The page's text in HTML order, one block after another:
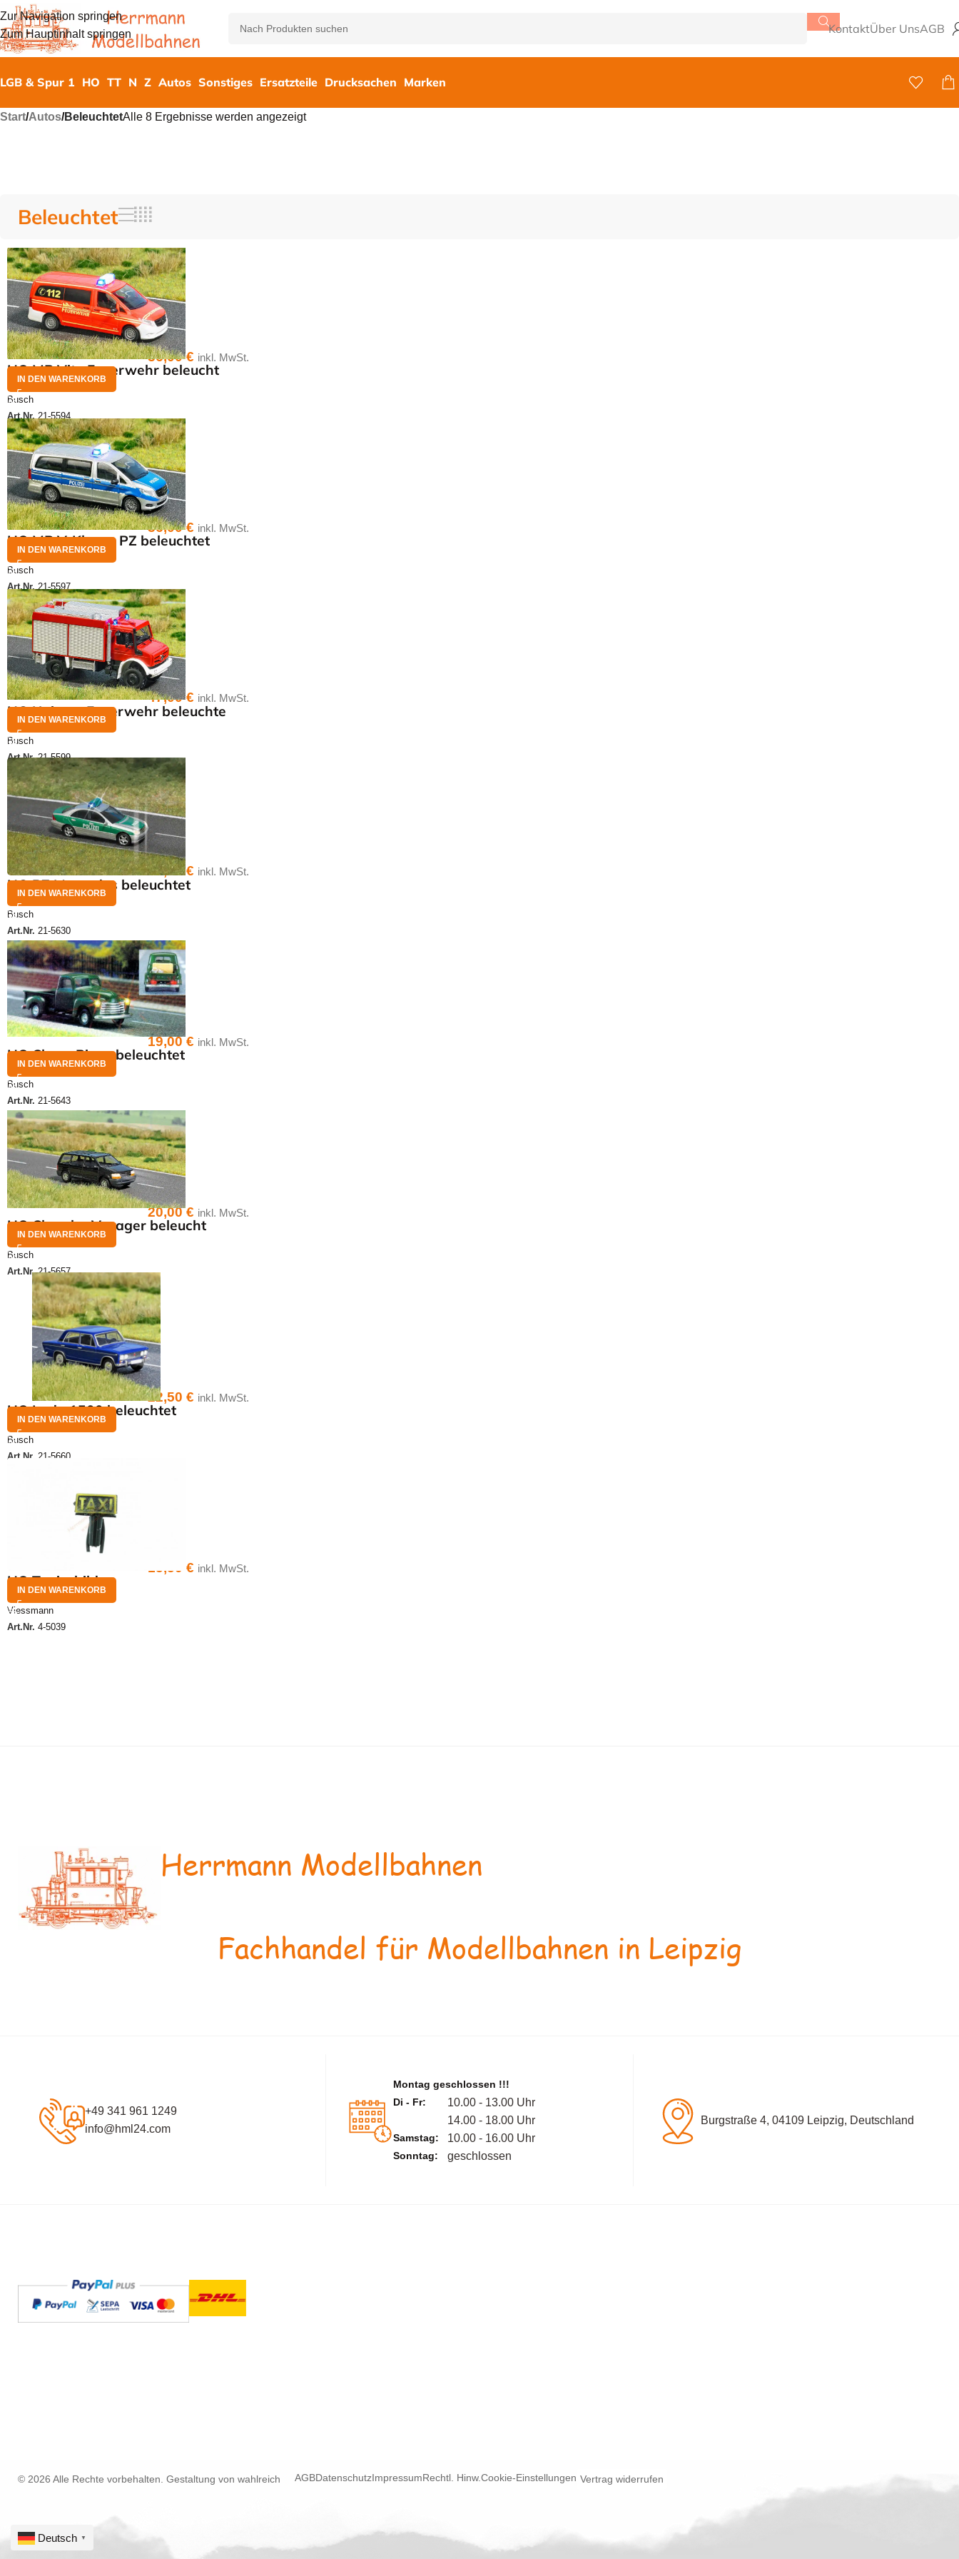
Zur Navigation springen
Zum Hauptinhalt springen
KontaktÜber UnsAGB
LGB & Spur 1 HO TT N Z Autos Sonstiges Ersatzteile Drucksachen Marken
Start/Autos/BeleuchtetAlle 8 Ergebnisse werden angezeigt
Beleuchtet
HO MB Vito Feuerwehr beleucht
Busch
Art.Nr.21-5594
36,00€ inkl. MwSt.
IN DEN WARENKORB
HO MB V-Klasse PZ beleuchtet
Busch
Art.Nr. 21-5597
36,00€ inkl. MwSt.
IN DEN WARENKORB
HO Unimog Feuerwehr beleuchte
Busch
Art.Nr.21-5599
47,00€ inkl. MwSt.
IN DEN WARENKORB
HO PZ Mercedes beleuchtet
Busch
Art.Nr. 21-5630
33,00€ inkl. MwSt.
IN DEN WARENKORB
HO Chevy Picup beleuchtet
Busch
Art.Nr. 21-5643
19,00€ inkl. MwSt.
IN DEN WARENKORB
HO Chrysler Voyager beleucht
Busch
Art.Nr.21-5657
20,00€ inkl. MwSt.
IN DEN WARENKORB
HO Lada 1500 beleuchtet
Busch
Art.Nr. 21-5660
22,50€ inkl. MwSt.
IN DEN WARENKORB
HO Taxischild
Viessmann
Art.Nr. 4-5039
15,50€ inkl. MwSt.
IN DEN WARENKORB
Herrmann Modellbahnen
Fachhandel für Modellbahnen in Leipzig
+49 341 961 1249
info@hml24.com
Montag geschlossen !!!
Di - Fr:
10.00 - 13.00 Uhr
14.00 - 18.00 Uhr
Samstag: 10.00 - 16.00 Uhr
Sonntag: geschlossen
Burgstraße 4, 04109 Leipzig, Deutschland
© 2026 Alle Rechte vorbehalten. Gestaltung von wahlreich AGBDatenschutzImpressumRechtl. Hinw.Cookie-Einstellungen Vertrag widerrufen
Deutsch ▼